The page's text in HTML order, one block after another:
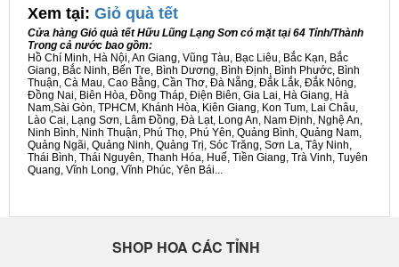
Xem tại: Giỏ quà tết
Cửa hàng Giỏ quà tết Hữu Lũng Lạng Sơn có mặt tại 64 Tỉnh/Thành
Trong cả nước bao gồm:
Hồ Chí Minh, Hà Nội, An Giang, Vũng Tàu, Bạc Liêu, Bắc Kạn, Bắc
Giang, Bắc Ninh, Bến Tre, Bình Dương, Bình Định, Bình Phước, Bình
Thuận, Cà Mau, Cao Bằng, Cần Thơ, Đà Nẵng, Đắk Lắk, Đắk Nông,
Đồng Nai, Biên Hòa, Đồng Tháp, Điện Biên, Gia Lai, Hà Giang, Hà
Nam,Sài Gòn, TPHCM, Khánh Hòa, Kiên Giang, Kon Tum, Lai Châu,
Lào Cai, Lạng Sơn, Lâm Đồng, Đà Lạt, Long An, Nam Định, Nghệ An,
Ninh Bình, Ninh Thuận, Phú Thọ, Phú Yên, Quảng Bình, Quảng Nam,
Quảng Ngãi, Quảng Ninh, Quảng Trị, Sóc Trăng, Sơn La, Tây Ninh,
Thái Bình, Thái Nguyên, Thanh Hóa, Huế, Tiền Giang, Trà Vinh, Tuyên
Quang, Vĩnh Long, Vĩnh Phúc, Yên Bái...
SHOP HOA CÁC TỈNH